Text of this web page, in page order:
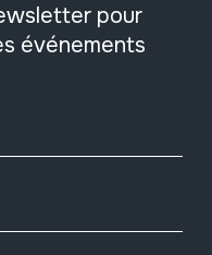
pour
événements